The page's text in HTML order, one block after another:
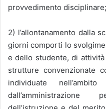
provvedimento disciplinare;
2) l’allontanamento dalla
giorni comporti lo
e dello studente, di
strutture convenzionate
individuate